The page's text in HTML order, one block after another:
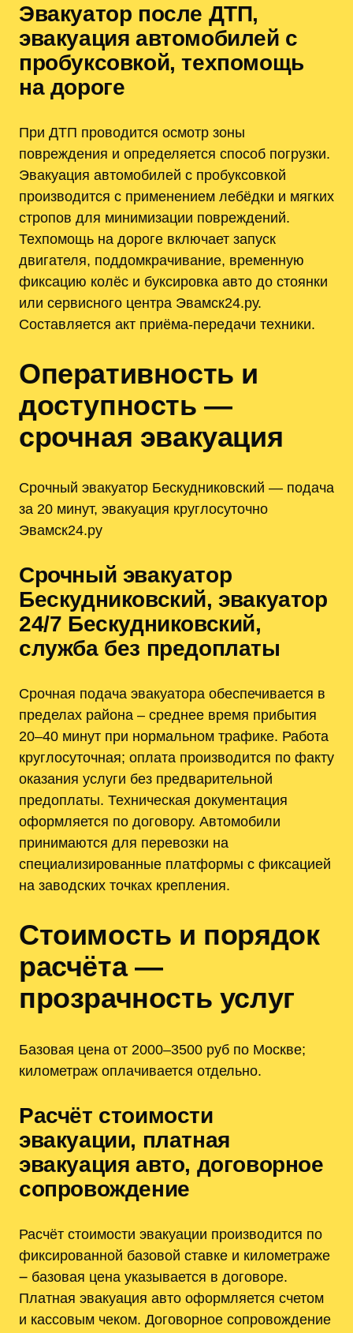
Эвакуатор после ДТП,
эвакуация автомобилей с
пробуксовкой, техпомощь
на дороге
При ДТП проводится осмотр зоны
повреждения и определяется способ погрузки.
Эвакуация автомобилей с пробуксовкой
производится с применением лебёдки и мягких
стропов для минимизации повреждений.
Техпомощь на дороге включает запуск
двигателя, поддомкрачивание, временную
фиксацию колёс и буксировка авто до стоянки
или сервисного центра Эвамск24.ру.
Составляется акт приёма-передачи техники.
Оперативность и
доступность —
срочная эвакуация
Срочный эвакуатор Бескудниковский — подача
за 20 минут, эвакуация круглосуточно
Эвамск24.ру
Срочный эвакуатор
Бескудниковский, эвакуатор
24/7 Бескудниковский,
служба без предоплаты
Срочная подача эвакуатора обеспечивается в
пределах района – среднее время прибытия
20–40 минут при нормальном трафике. Работа
круглосуточная; оплата производится по факту
оказания услуги без предварительной
предоплаты. Техническая документация
оформляется по договору. Автомобили
принимаются для перевозки на
специализированные платформы с фиксацией
на заводских точках крепления.
Стоимость и порядок
расчёта —
прозрачность услуг
Базовая цена от 2000–3500 руб по Москве;
километраж оплачивается отдельно.
Расчёт стоимости
эвакуации, платная
эвакуация авто, договорное
сопровождение
Расчёт стоимости эвакуации производится по
фиксированной базовой ставке и километраже
౼ базовая цена указывается в договоре.
Платная эвакуация авто оформляется счетом
и кассовым чеком. Договорное сопровождение